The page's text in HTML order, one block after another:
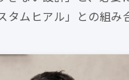
タムヒアル」との組み